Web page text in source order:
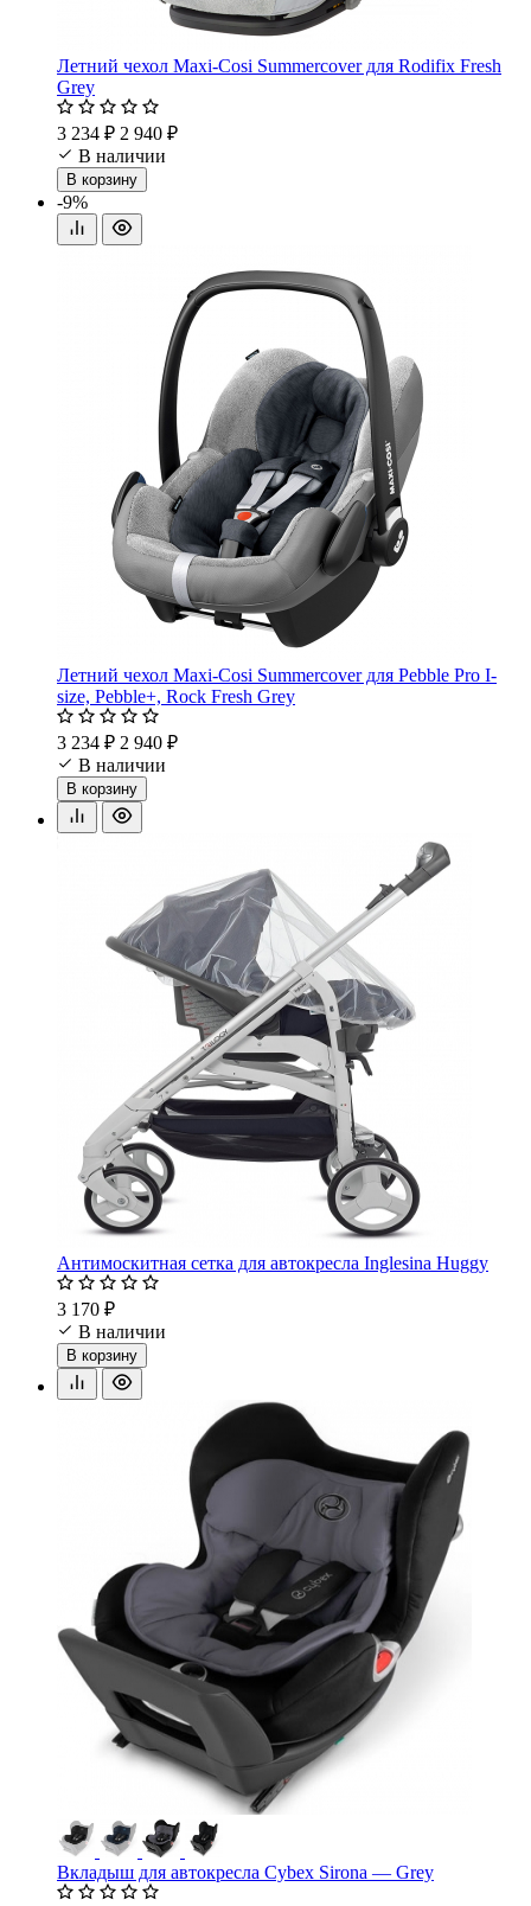
Летний чехол Maxi-Cosi Summercover для Rodifix Fresh
Grey
3 234 ₽ 2 940 ₽
В наличии
В корзину
-9%
Летний чехол Maxi-Cosi Summercover для Pebble Pro I-
size, Pebble+, Rock Fresh Grey
3 234 ₽ 2 940 ₽
В наличии
В корзину
Антимоскитная сетка для автокресла Inglesina Huggy
3 170 ₽
В наличии
В корзину
Вкладыш для автокресла Cybex Sirona — Grey